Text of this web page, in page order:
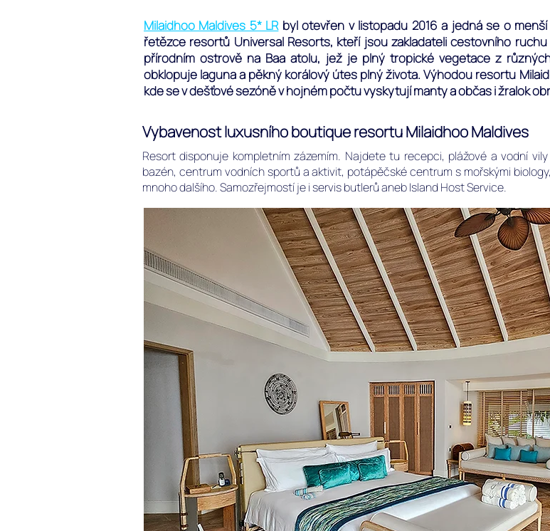
Milaidhoo Maldives 5* LRbyl otevřen v listopadu 2016 a jedná se o
řetězce resortů Universal Resorts, kteří jsou zakladateli cestovního
přírodním ostrově na Baa atolu, jež je plný tropické vegetace z
obklopuje laguna a pěkný korálový útes plný života. Výhodou resortu
kde se v dešťové sezóně v hojném počtu vyskytují manty a občas i žralok
Vybavenost luxusního boutique resortu Milaidhoo Maldives
Resort disponuje kompletním zázemím. Najdete tu recepci, plážové a vodní
bazén, centrum vodních sportů a aktivit, potápěčské centrum s mořskými
mnoho dalšího. Samozřejmostí je i servis butlerů aneb Island Host Service.